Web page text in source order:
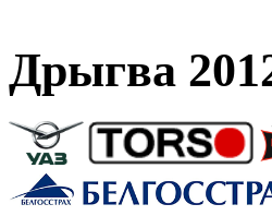
Дрыгва